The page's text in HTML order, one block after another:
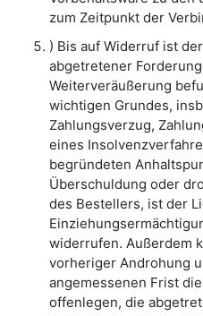
zum Zeitpunkt der
) Bis auf Widerruf ist
abgetretener
Weiterveräußerung
wichtigen Grundes,
Zahlungsverzug,
eines
begründeten
Überschuldung oder
des Bestellers, ist der
widerrufen. Außerdem
vorheriger Androhung
angemessenen Frist
offenlegen, die